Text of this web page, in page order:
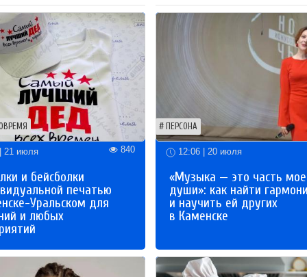
21 июля 840
и бейсболки
печатью
Уральском для
и любых
ПЕРСОНА
12:06 | 20 июля
«Музыка — это часть
души»: как найти
и научить ей других
в Каменске